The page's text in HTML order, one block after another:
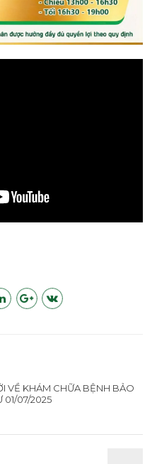
VỀ KHÁM CHỮA BỆNH BẢO
01/07/2025